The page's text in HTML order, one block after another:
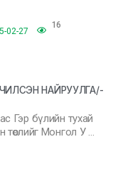
02-27
16
НАЙРУУЛГА/-
Гэр бүлийн тухай
төслийг Монгол У …